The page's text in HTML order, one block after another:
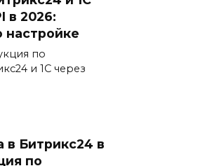
в 2026:
настройке
по
и 1С через
в Битрикс24 в
по